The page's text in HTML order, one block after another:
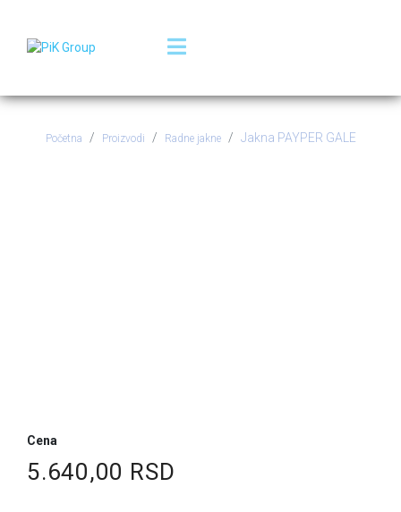
Početna Proizvodi Radne jakne Jakna PAYPER GALE
Cena
5.640,00 RSD